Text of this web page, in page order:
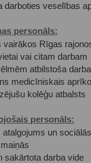
darboties veselības
personāls:
vairākos Rīgas
vai citam darbam
atbilstoša
medicīniskais
kolēģu atbalsts
personāls:
atalgojums un
sakārtota darba vide